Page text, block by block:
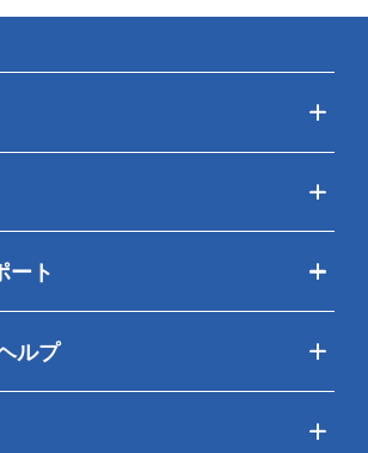
ート
ルプ